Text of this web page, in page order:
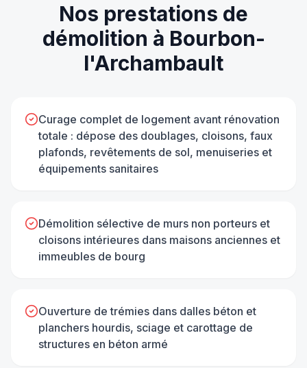
Nos prestations de
démolition à Bourbon-
l'Archambault
Curage complet de logement avant rénovation
totale : dépose des doublages, cloisons, faux
plafonds, revêtements de sol, menuiseries et
équipements sanitaires
Démolition sélective de murs non porteurs et
cloisons intérieures dans maisons anciennes et
immeubles de bourg
Ouverture de trémies dans dalles béton et
planchers hourdis, sciage et carottage de
structures en béton armé